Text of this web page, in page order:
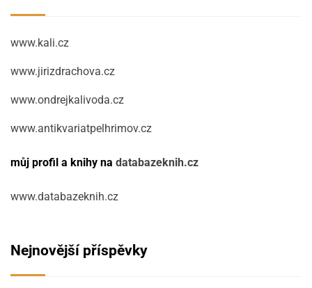
www.kali.cz
www.jirizdrachova.cz
www.ondrejkalivoda.cz
www.antikvariatpelhrimov.cz
můj profil a knihy na databazeknih.cz
www.databazeknih.cz
Nejnovější příspěvky